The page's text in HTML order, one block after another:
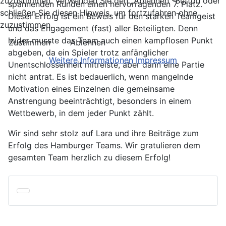
spannenden Runden einen hervorragenden 7. Platz.
Dieser Erfolg ist ein Beweis für den starken Teamgeist
und das Engagement (fast) aller Beteiligten. Denn
leider musste das Team auch einen kampflosen Punkt
abgeben, da ein Spieler trotz anfänglicher
Unentschlossenheit mitreiste, aber dann eine Partie
nicht antrat. Es ist bedauerlich, wenn mangelnde
Motivation eines Einzelnen die gemeinsame
Anstrengung beeinträchtigt, besonders in einem
Wettbewerb, in dem jeder Punkt zählt.
Wir sind sehr stolz auf Lara und ihre Beiträge zum
Erfolg des Hamburger Teams. Wir gratulieren dem
gesamten Team herzlich zu diesem Erfolg!
schließen Sie diesen Hinweis, um fortzufahren ohne
zuzustimmen.
Zustimmen
Ablehnen
Weitere Informationen Impressum